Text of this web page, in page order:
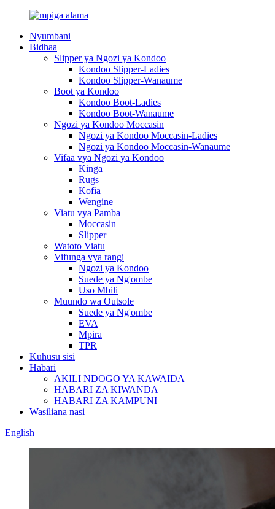
Nyumbani
Bidhaa
Slipper ya Ngozi ya Kondoo
Kondoo Slipper-Ladies
Kondoo Slipper-Wanaume
Boot ya Kondoo
Kondoo Boot-Ladies
Kondoo Boot-Wanaume
Ngozi ya Kondoo Moccasin
Ngozi ya Kondoo Moccasin-Ladies
Ngozi ya Kondoo Moccasin-Wanaume
Vifaa vya Ngozi ya Kondoo
Kinga
Rugs
Kofia
Wengine
Viatu vya Pamba
Moccasin
Slipper
Watoto Viatu
Vifunga vya rangi
Ngozi ya Kondoo
Suede ya Ng'ombe
Uso Mbili
Muundo wa Outsole
Suede ya Ng'ombe
EVA
Mpira
TPR
Kuhusu sisi
Habari
AKILI NDOGO YA KAWAIDA
HABARI ZA KIWANDA
HABARI ZA KAMPUNI
Wasiliana nasi
English